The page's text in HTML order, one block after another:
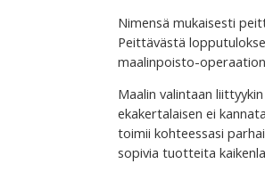
Nimensä mukaisesti
Peittävästä
maalinpoisto-
Maalin valintaan
ekakertalaisen ei
toimii kohteessasi
sopivia tuotteita